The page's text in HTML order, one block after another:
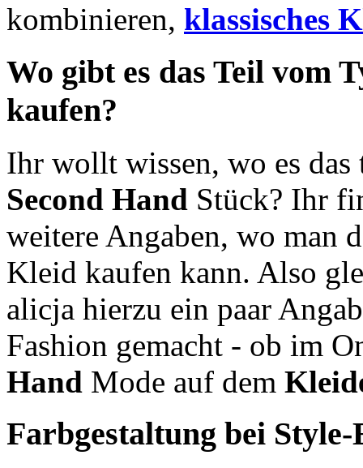
kombinieren, klassisches
Wo gibt es das Teil vom
kaufen?
Ihr wollt wissen, wo es
Second Hand Stück? Ihr
weitere Angaben, wo man
Kleid kaufen kann. Also
alicja hierzu ein paar
Fashion gemacht - ob im
Hand Mode auf dem
Farbgestaltung bei